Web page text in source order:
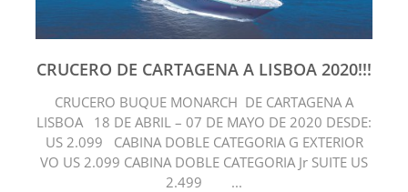
CRUCERO DE CARTAGENA A LISBOA 2020!!!
CRUCERO BUQUE MONARCH DE CARTAGENA A
LISBOA 18 DE ABRIL – 07 DE MAYO DE 2020 DESDE:
US 2.099 CABINA DOBLE CATEGORIA G EXTERIOR
VO US 2.099 CABINA DOBLE CATEGORIA Jr SUITE US
2.499 ...